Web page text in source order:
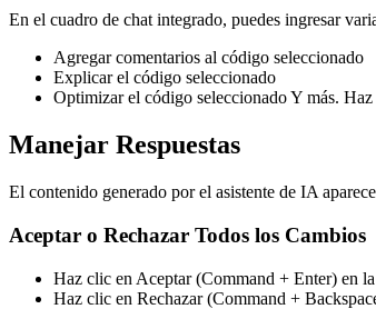
En el cuadro de chat integrado, puedes ingresar
Agregar comentarios al código seleccionado
Explicar el código seleccionado
Optimizar el código seleccionado Y más.
Manejar Respuestas
El contenido generado por el asistente de IA
Aceptar o Rechazar Todos los Cambios
Haz clic en Aceptar (Command + Enter) en
Haz clic en Rechazar (Command +